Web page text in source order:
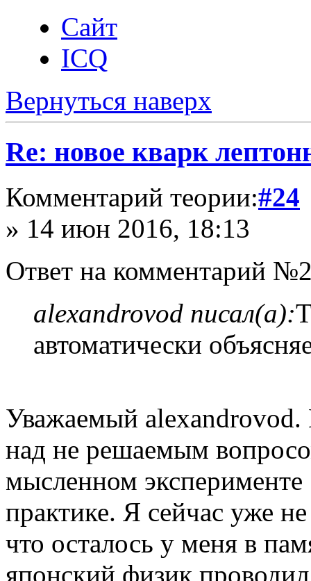
Сайт
ICQ
Вернуться наверх
Re: новое кварк
Комментарий теории:#24
» 14 июн 2016, 18:13
Ответ на комментарий
alexandrovod писал(а):
автоматически
Уважаемый alexandrovod.
над не решаемым
мысленном эксперименте
практике. Я сейчас уже
что осталось у меня в
японский физик